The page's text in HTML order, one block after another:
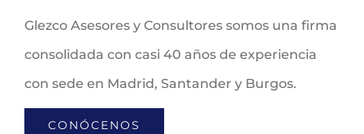
Glezco Asesores y Consultores somos una firma
consolidada con casi 40 años de experiencia
con sede en Madrid, Santander y Burgos.
CONÓCENOS